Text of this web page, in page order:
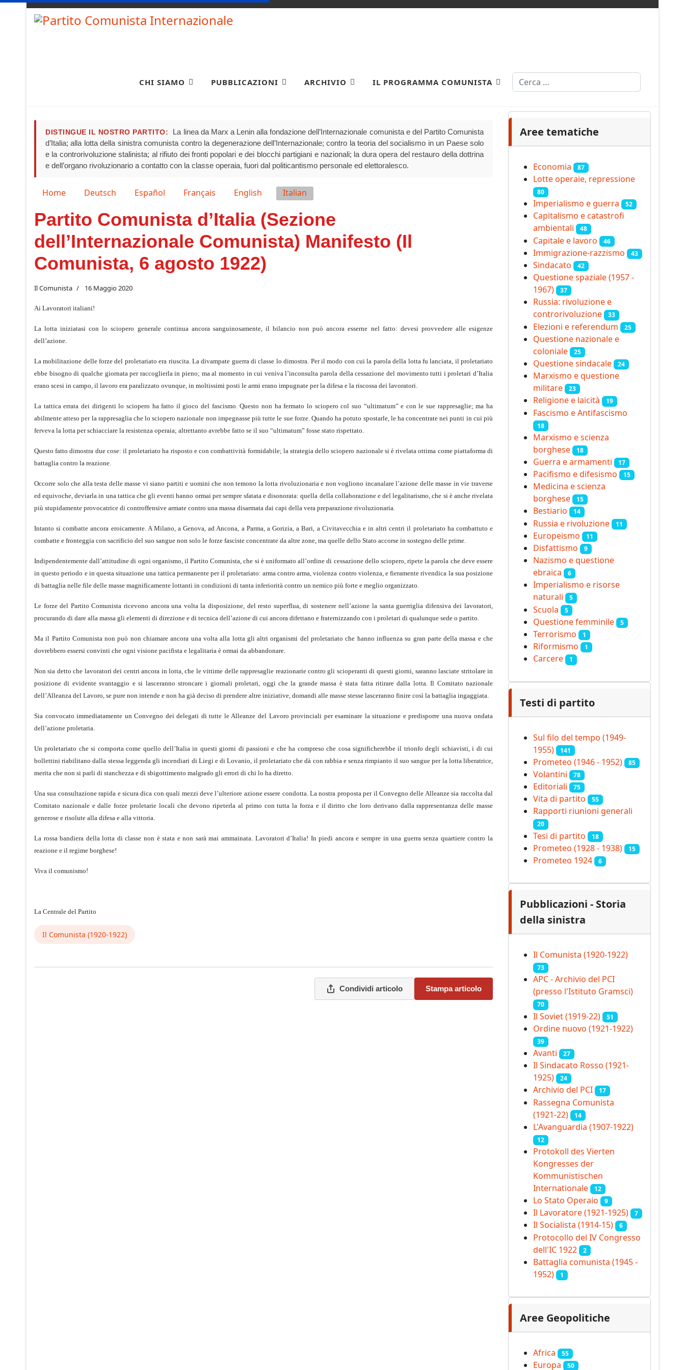
CHI SIAMO PUBBLICAZIONI ARCHIVIO IL PROGRAMMA COMUNISTA Cerca
DISTINGUE IL NOSTRO PARTITO:
La linea da Marx a Lenin alla fondazione dell’Internazionale comunista e del Partito Comunista
d’Italia; alla lotta della sinistra comunista contro la degenerazione dell’Internazionale; contro la teoria del socialismo in un Paese solo
e la controrivoluzione stalinista; al rifiuto dei fronti popolari e dei blocchi partigiani e nazionali; la dura opera del restauro della dottrina
e dell’organo rivoluzionario a contatto con la classe operaia, fuori dal politicantismo personale ed elettoralesco.
Seleziona la tua lingua
Home Deutsch Español Français English Italian
Partito Comunista d’Italia (Sezione
dell’Internazionale Comunista) Manifesto (Il
Comunista, 6 agosto 1922)
Il Comunista 16 Maggio 2020
Ai Lavoratori italiani!
La lotta iniziatasi con lo sciopero generale continua ancora sanguinosamente, il bilancio non può ancora esserne nel fatto: devesi provvedere alle esigenze
dell’azione.
La mobilitazione delle forze del proletariato era riuscita. La divampate guerra di classe lo dimostra. Per il modo con cui la parola della lotta fu lanciata, il proletariato
ebbe bisogno di qualche giornata per raccoglierla in pieno; ma al momento in cui veniva l’inconsulta parola della cessazione del movimento tutti i proletari d’Italia
erano scesi in campo, il lavoro era paralizzato ovunque, in moltissimi posti le armi erano impugnate per la difesa e la riscossa dei lavoratori.
La tattica errata dei dirigenti lo sciopero ha fatto il gioco del fascismo. Questo non ha fermato lo sciopero col suo “ultimatum” e con le sue rappresaglie; ma ha
abilmente atteso per la rappresaglia che lo sciopero nazionale non impegnasse più tutte le sue forze. Quando ha potuto spostarle, le ha concentrate nei punti in cui più
ferveva la lotta per schiacciare la resistenza operaia; altrettanto avrebbe fatto se il suo “ultimatum” fosse stato rispettato.
Questo fatto dimostra due cose: il proletariato ha risposto e con combattività formidabile; la strategia dello sciopero nazionale si è rivelata ottima come piattaforma di
battaglia contro la reazione.
Occorre solo che alla testa delle masse vi siano partiti e uomini che non temono la lotta rivoluzionaria e non vogliono incanalare l’azione delle masse in vie traverse
ed equivoche, deviarla in una tattica che gli eventi hanno ormai per sempre sfatata e disonorata: quella della collaborazione e del legalitarismo, che si è anche rivelata
più stupidamente provocatrice di controffensive armate contro una massa disarmata dai capi della vera preparazione rivoluzionaria.
Intanto si combatte ancora eroicamente. A Milano, a Genova, ad Ancona, a Parma, a Gorizia, a Bari, a Civitavecchia e in altri centri il proletariato ha combattuto e
combatte e fronteggia con sacrificio del suo sangue non solo le forze fasciste concentrate da altre zone, ma quelle dello Stato accorse in sostegno delle prime.
Indipendentemente dall’attitudine di ogni organismo, il Partito Comunista, che si è uniformato all’ordine di cessazione dello sciopero, ripete la parola che deve essere
in questo periodo e in questa situazione una tattica permanente per il proletariato: arma contro arma, violenza contro violenza, e fieramente rivendica la sua posizione
di battaglia nelle file delle masse magnificamente lottanti in condizioni di tanta inferiorità contro un nemico più forte e meglio organizzato.
Le forze del Partito Comunista ricevono ancora una volta la disposizione, del resto superflua, di sostenere nell’azione la santa guerriglia difensiva dei lavoratori,
procurando di dare alla massa gli elementi di direzione e di tecnica dell’azione di cui ancora difettano e fraternizzando con i proletari di qualunque sede o partito.
Ma il Partito Comunista non può non chiamare ancora una volta alla lotta gli altri organismi del proletariato che hanno influenza su gran parte della massa e che
dovrebbero essersi convinti che ogni visione pacifista e legalitaria è ormai da abbandonare.
Non sia detto che lavoratori dei centri ancora in lotta, che le vittime delle rappresaglie reazionarie contro gli scioperanti di questi giorni, saranno lasciate stritolare in
posizione di evidente svantaggio e si lasceranno stroncare i giornali proletari, oggi che la grande massa è stata fatta ritirare dalla lotta. Il Comitato nazionale
dell’Alleanza del Lavoro, se pure non intende e non ha già deciso di prendere altre iniziative, domandi alle masse stesse lasceranno finire così la battaglia ingaggiata.
Sia convocato immediatamente un Convegno dei delegati di tutte le Alleanze del Lavoro provinciali per esaminare la situazione e predisporre una nuova ondata
dell’azione proletaria.
Un proletariato che si comporta come quello dell’Italia in questi giorni di passioni e che ha compreso che cosa significherebbe il trionfo degli schiavisti, i di cui
bollettini riabilitano dalla stessa leggenda gli incendiari di Liegi e di Lovanio, il proletariato che dà con rabbia e senza rimpianto il suo sangue per la lotta liberatrice,
merita che non si parli di stanchezza e di sbigottimento malgrado gli errori di chi lo ha diretto.
Una sua consultazione rapida e sicura dica con quali mezzi deve l’ulteriore azione essere condotta. La nostra proposta per il Convegno delle Alleanze sia raccolta dal
Comitato nazionale e dalle forze proletarie locali che devono ripeterla al primo con tutta la forza e il diritto che loro derivano dalla rappresentanza delle masse
generose e risolute alla difesa e alla vittoria.
La rossa bandiera della lotta di classe non è stata e non sarà mai ammainata. Lavoratori d’Italia! In piedi ancora e sempre in una guerra senza quartiere contro la
reazione e il regime borghese!
Viva il comunismo!
La Centrale del Partito
Il Comunista (1920-1922)
Condividi articolo Stampa articolo
Aree tematiche
Economia 87
Lotte operaie, repressione
80
Imperialismo e guerra 52
Capitalismo e catastrofi
ambientali
48
Capitale e lavoro 46
Immigrazione-razzismo 43
Sindacato 42
Questione spaziale (1957 -
1967)
37
Russia: rivoluzione e
controrivoluzione
33
Elezioni e referendum 25
Questione nazionale e
coloniale
25
Questione sindacale 24
Marxismo e questione
militare
23
Religione e laicità 19
Fascismo e Antifascismo
18
Marxismo e scienza
borghese
18
Guerra e armamenti 17
Pacifismo e difesismo 15
Medicina e scienza
borghese
15
Bestiario 14
Russia e rivoluzione 11
Europeismo 11
Disfattismo 9
Nazismo e questione
ebraica
6
Imperialismo e risorse
naturali
5
Scuola 5
Questione femminile 5
Terrorismo 1
Riformismo 1
Carcere 1
Testi di partito
Sul filo del tempo (1949-
1955)
141
Prometeo (1946 - 1952) 85
Volantini 78
Editoriali 75
Vita di partito 55
Rapporti riunioni generali
20
Tesi di partito 18
Prometeo (1928 - 1938) 15
Prometeo 1924 6
Pubblicazioni - Storia
della sinistra
Il Comunista (1920-1922)
73
APC - Archivio del PCI
(presso l'Istituto Gramsci)
70
Il Soviet (1919‑22) 51
Ordine nuovo (1921-1922)
39
Avanti 27
Il Sindacato Rosso (1921-
1925)
24
Archivio del PCI 17
Rassegna Comunista
(1921‑22)
14
L'Avanguardia (1907-1922)
12
Protokoll des Vierten
Kongresses der
Kommunistischen
Internationale
12
Lo Stato Operaio 9
Il Lavoratore (1921-1925) 7
Il Socialista (1914‑15) 6
Protocollo del IV Congresso
dell'IC 1922
2
Battaglia comunista (1945 -
1952)
1
Aree Geopolitiche
Africa 55
Europa 50